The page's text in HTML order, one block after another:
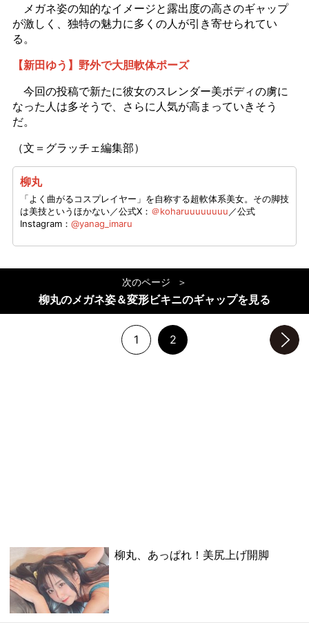
メガネ姿の知的なイメージと露出度の高さのギャップ
が激しく、独特の魅力に多くの人が引き寄せられてい
る。
【新田ゆう】野外で大胆軟体ポーズ
今回の投稿で新たに彼女のスレンダー美ボディの虜に
なった人は多そうで、さらに人気が高まっていきそう
だ。
（文＝グラッチェ編集部）
柳丸
「よく曲がるコスプレイヤー」を自称する超軟体系美女。その脚技
は美技というほかない／公式X： ＠koharuuuuuuuu ／公式
Instagram： @yanag_imaru
次のページ
柳丸のメガネ姿＆変形ビキニのギャップを見る
1 2
柳丸、あっぱれ！美尻上げ開脚